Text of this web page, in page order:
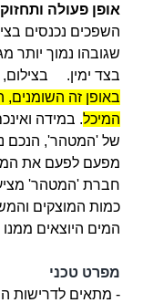
אופן פעולה
השפכים נכנסים
שגובהו נמוך יותר
בצד ימין.
באופן זה
המיכל. במידה
של 'המטהר', הנכם
מפעם לפעם את
חברת 'המטהר'
כמות המוצקים
המים היוצאים ממנו
מפרט טכני
- מתאים לדרישות